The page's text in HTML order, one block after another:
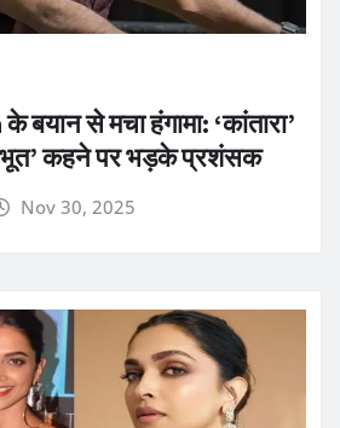
से मचा हंगामा: ‘कांतारा’
भूत’ कहने पर भड़के प्रशंसक
Nov 30, 2025